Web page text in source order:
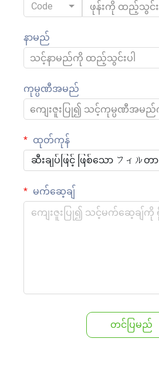
Code
နာမည်
ကုမ္ပဏီအမည်
ထုတ်ကုန်
ဆီးချပ်ဖြင့် ဖြစ်သော フィルတာ
မက်ဆေ့ချ်
တင်ပြမည်